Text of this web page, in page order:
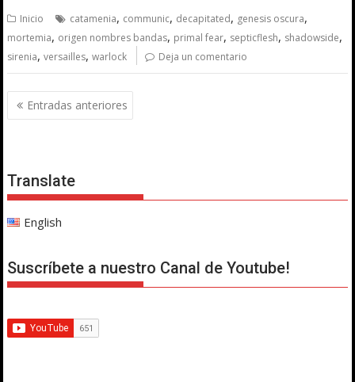
Inicio catamenia, communic, decapitated, genesis oscura,
mortemia, origen nombres bandas, primal fear, septicflesh, shadowside,
sirenia,versailles,warlock Deja un comentario
Navegación
de
Entradas anteriores
Translate
English
Suscríbete a nuestro Canal de Youtube!